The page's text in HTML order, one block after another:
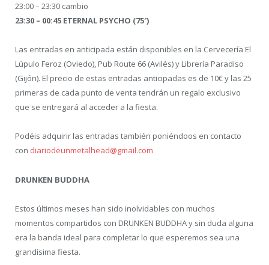
23:00 – 23:30 cambio
23:30 – 00:45 ETERNAL PSYCHO (75′)
Las entradas en anticipada están disponibles en la Cervecería El
Lúpulo Feroz (Oviedo), Pub Route 66 (Avilés) y Librería Paradiso
(Gijón). El precio de estas entradas anticipadas es de 10€ y las 25
primeras de cada punto de venta tendrán un regalo exclusivo
que se entregará al acceder a la fiesta.
Podéis adquirir las entradas también poniéndoos en contacto
con diariodeunmetalhead@gmail.com
DRUNKEN BUDDHA
Estos últimos meses han sido inolvidables con muchos
momentos compartidos con DRUNKEN BUDDHA y sin duda alguna
era la banda ideal para completar lo que esperemos sea una
grandísima fiesta.